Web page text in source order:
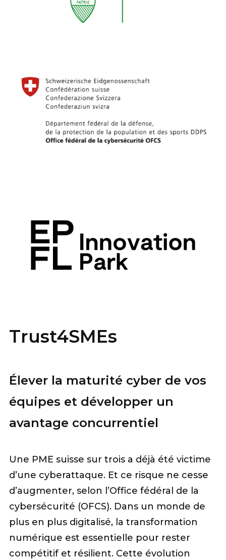
Trust4SMEs
Élever la maturité cyber de vos
équipes et développer un
avantage concurrentiel
Une PME suisse sur trois a déjà été victime
d’une cyberattaque. Et ce risque ne cesse
d’augmenter, selon l’Office fédéral de la
cybersécurité (OFCS). Dans un monde de
plus en plus digitalisé, la transformation
numérique est essentielle pour rester
compétitif et résilient. Cette évolution